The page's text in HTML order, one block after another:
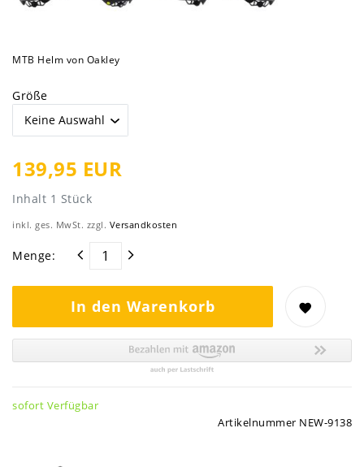
MTB Helm von Oakley
Größe
139,95 EUR
Inhalt 1 Stück
inkl. ges. MwSt. zzgl. Versandkosten
Menge:
In den Warenkorb
sofort Verfügbar
Artikelnummer NEW-9138